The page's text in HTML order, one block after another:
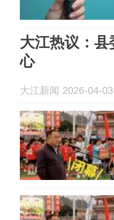
大江热议：
心
大江新闻 2026-04-03